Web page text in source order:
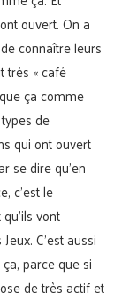
ouvert. On a
connaître leurs
très « café
ça comme
de
qui ont ouvert
se dire qu’en
c’est le
vont
C’est aussi
parce que si
de très actif et